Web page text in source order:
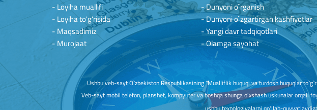
- Loyiha muallifi
- Loyiha to'g'risida
- Maqsadimiz
- Murojaat
- Dunyoni o`rganish
- Dunyoni o`zgartirgan kashfiyotlar
- Yangi davr tadqiqotlari
- Olamga sayohat
Ushbu veb-sayt O`zbekiston Respublikasining "Mualliflik huquqi va turdosh huquqlar
Veb-sayt mobil telefon, planshet, kompyuter va boshqa shunga o'xshash uskunalar orqali
ushbu texnologiyalarni qo'llab-